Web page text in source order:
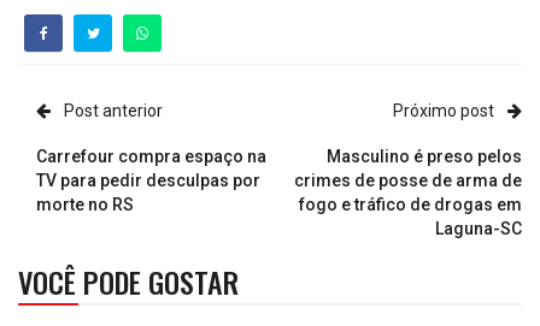
Post anterior
Carrefour compra espaço na
TV para pedir desculpas por
morte no RS
Próximo post
Masculino é preso pelos
crimes de posse de arma de
fogo e tráfico de drogas em
Laguna-SC
VOCÊ PODE GOSTAR